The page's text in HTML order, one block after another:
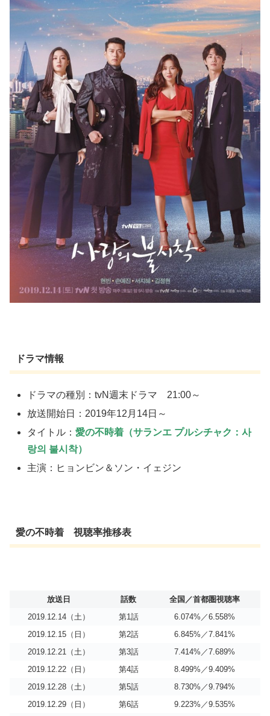
ドラマ情報
ドラマの種別：tvN週末ドラマ 21:00～
放送開始日：2019年12月14日～
タイトル：愛の不時着（サランエ プルシチャク：사
랑의 불시착）
主演：ヒョンビン＆ソン・イェジン
愛の不時着 視聴率推移表
放送日 話数
全国／首都圏視聴率
2019.12.14（土）
第1話
6.074%／6.558%
2019.12.15（日）
第2話
6.845%／7.841%
2019.12.21（土）
第3話
7.414%／7.689%
2019.12.22（日）
第4話
8.499%／9.409%
2019.12.28（土）
第5話
8.730%／9.794%
2019.12.29（日）
第6話
9.223%／9.535%